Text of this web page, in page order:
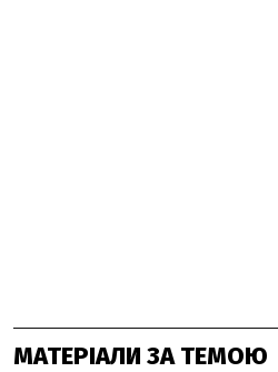
МАТЕРІАЛИ ЗА ТЕМОЮ